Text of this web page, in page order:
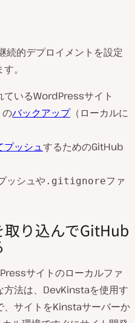
的デプロイメントを設定
。
ているWordPressサイト
のバックアップ（ローカルに
プッシュするためのGitHub
ッシュや.gitignoreファ
り込んでGitHub
サイトのローカルファ
方法は、DevKinstaを使用す
、サイトをKinstaサーバーか